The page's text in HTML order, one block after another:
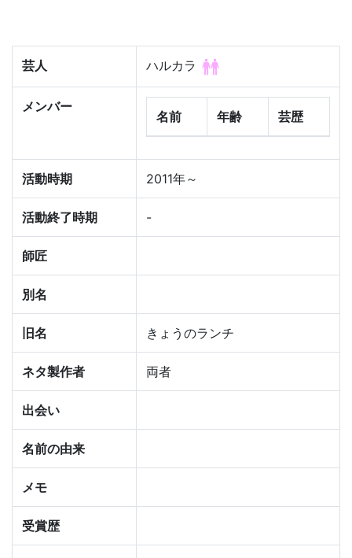
芸人 ハルカラ
メンバー
名前 年齢 芸歴
活動時期 2011年～
活動終了時期 -
師匠
別名
旧名 きょうのランチ
ネタ製作者 両者
出会い
名前の由来
メモ
受賞歴